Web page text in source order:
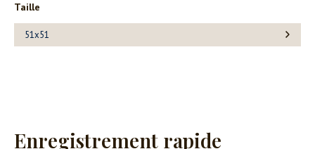
Taille
51x51
Enregistrement rapide